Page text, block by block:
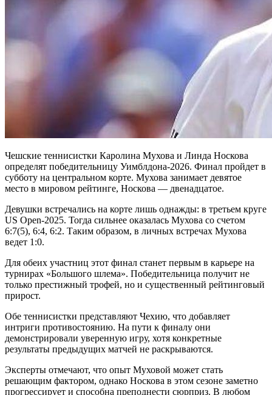
Чешские теннисистки Каролина Мухова и Линда Носкова
определят победительницу Уимблдона-2026. Финал пройдет в
субботу на центральном корте. Мухова занимает девятое
место в мировом рейтинге, Носкова — двенадцатое.
Девушки встречались на корте лишь однажды: в третьем круге
US Open-2025. Тогда сильнее оказалась Мухова со счетом
6:7(5), 6:4, 6:2. Таким образом, в личных встречах Мухова
ведет 1:0.
Для обеих участниц этот финал станет первым в карьере на
турнирах «Большого шлема». Победительница получит не
только престижный трофей, но и существенный рейтинговый
прирост.
Обе теннисистки представляют Чехию, что добавляет
интриги противостоянию. На пути к финалу они
демонстрировали уверенную игру, хотя конкретные
результаты предыдущих матчей не раскрываются.
Эксперты отмечают, что опыт Муховой может стать
решающим фактором, однако Носкова в этом сезоне заметно
прогрессирует и способна преподнести сюрприз. В любом